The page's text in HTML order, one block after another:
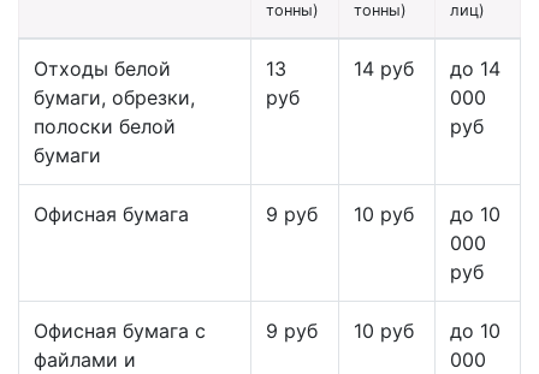
тонны)
тонны)
лиц)
Отходы белой
бумаги, обрезки,
полоски белой
бумаги
13
руб
14 руб
до 14
000
руб
Офисная бумага 9 руб 10 руб
до 10
000
руб
Офисная бумага с
файлами и
9 руб 10 руб
до 10
000